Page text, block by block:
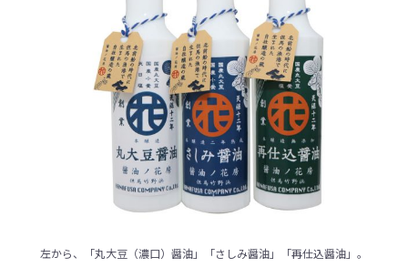
左から、「丸大豆（濃口）醤油」「さしみ醤油」「再仕込醤油」。